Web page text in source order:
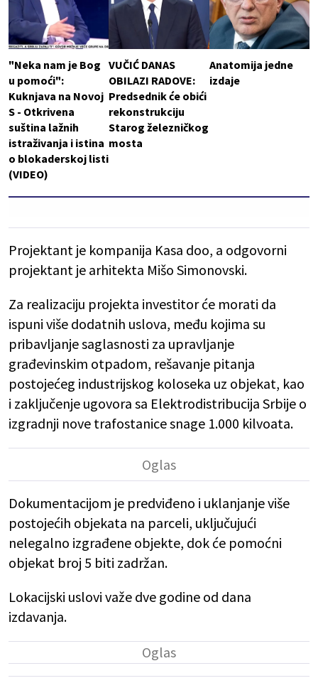
"Neka nam je Bog
u pomoći":
Kuknjava na Novoj
S - Otkrivena
suština lažnih
istraživanja i istina
o blokaderskoj listi
(VIDEO)
VUČIĆ DANAS
OBILAZI RADOVE:
Predsednik će obići
rekonstrukciju
Starog železničkog
mosta
Anatomija jedne
izdaje
Projektant je kompanija Kasa doo, a odgovorni
projektant je arhitekta Mišo Simonovski.
Za realizaciju projekta investitor će morati da
ispuni više dodatnih uslova, među kojima su
pribavljanje saglasnosti za upravljanje
građevinskim otpadom, rešavanje pitanja
postojećeg industrijskog koloseka uz objekat, kao
i zaključenje ugovora sa Elektrodistribucija Srbije o
izgradnji nove trafostanice snage 1.000 kilvoata.
Dokumentacijom je predviđeno i uklanjanje više
postojećih objekata na parceli, uključujući
nelegalno izgrađene objekte, dok će pomoćni
objekat broj 5 biti zadržan.
Lokacijski uslovi važe dve godine od dana
izdavanja.